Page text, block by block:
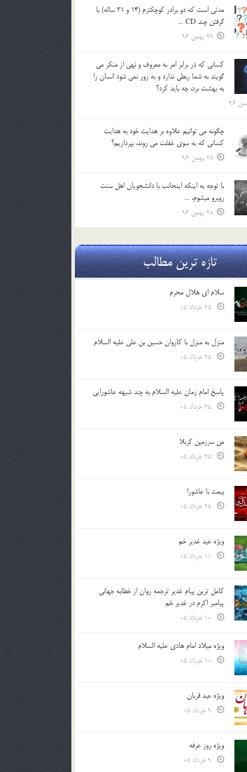
مدتي است كه دو برادر كوچكترم (14 و 21 ساله) با
گرفتن چند CD …
29 بهمن 96
كساني كه در برابر امر به معروف و نهي از منكر مي
گويند به شما ربطي ندارد و به زور نمي شود انسان را
به بهشت برد، چه بايد كرد؟
چگونه مي توانيم علاوه بر هدايت خود به هدايت
كساني كه به سوي غفلت مي روند، بپردازيم؟
28 بهمن 96
با توجه به اينكه اينجانب با دانشجويان اهل سنت
روبرو مي‎شوم، …
28 بهمن 96
تازه ترین مطالب
سلام ای هلال محرم
منزل به منزل با کاروان حسین بن علی علیه السلام
پاسخ امام زمان علیه السلام به چند شبهه عاشورایی
من سرزمین کربلا
بیعت با عاشورا
ویژه عید غدیر خم
کامل ترین پیام غدیر ترجمه روان از خطابه جهانی
پیامبر اکرم در غدیر خم
ویژه میلاد امام هادی علیه السلام
ویژه عید قربان
ویژه روز عرفه